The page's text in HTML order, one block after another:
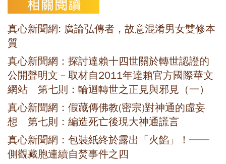
真心新聞網: 廣論弘傳者，故意混淆男女雙修本
質
真心新聞網：探討達賴十四世關於轉世認證的
公開聲明文－取材自2011年達賴官方國際華文
網站 第七則：輪迴轉世之正見與邪見（一）
真心新聞網：假藏傳佛教(密宗)對神通的虛妄
想 第七則：編造死亡後現大神通謊言
真心新聞網：包裝紙終於露出「火餡」！──
側觀藏胞連續自焚事件之四